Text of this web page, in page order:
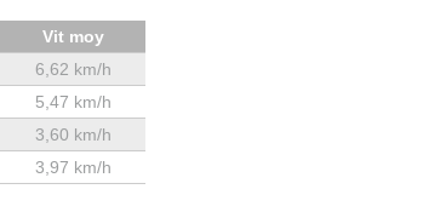
Vit moy
6,62 km/h
5,47 km/h
3,60 km/h
3,97 km/h